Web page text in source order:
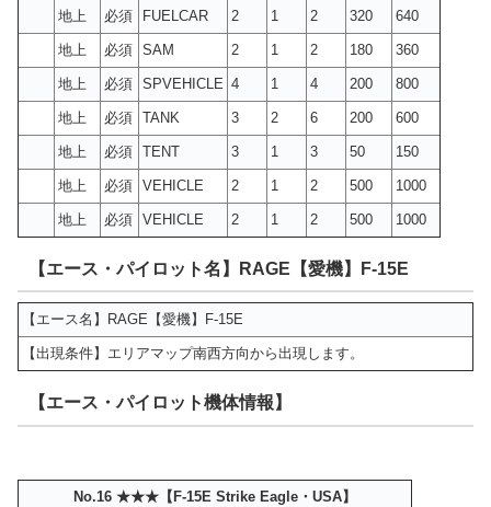
地上 必須 FUELCAR 2 1 2 320 640
地上 必須 SAM 2 1 2 180 360
地上 必須 SPVEHICLE 4 1 4 200 800
地上 必須 TANK 3 2 6 200 600
地上 必須 TENT 3 1 3 50 150
地上 必須 VEHICLE 2 1 2 500 1000
地上 必須 VEHICLE 2 1 2 500 1000
【エース・パイロット名】RAGE【愛機】F-15E
【エース名】RAGE【愛機】F-15E
【出現条件】エリアマップ南西方向から出現します。
【エース・パイロット機体情報】
No.16 ★★★【F-15E Strike Eagle・USA】